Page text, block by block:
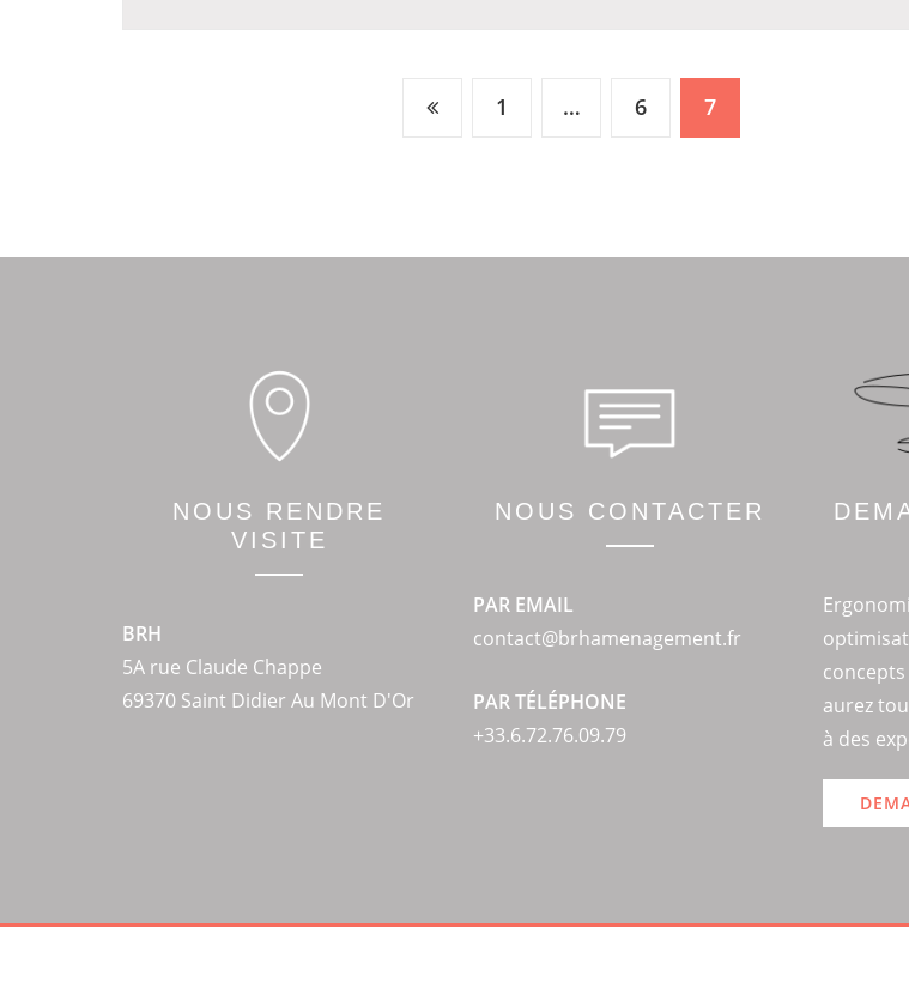
1 … 6 7
NOUS RENDRE
VISITE
BRH
5A rue Claude Chappe
69370 Saint Didier Au Mont D'Or
NOUS CONTACTER
PAR EMAIL
contact@brhamenagement.fr
PAR TÉLÉPHONE
+33.6.72.76.09.79
aurez
à des